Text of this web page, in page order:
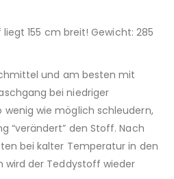
155 cm breit! Gewicht: 285
und am besten mit
bei niedriger
wenig wie möglich schleudern,
“verändert” den Stoff. Nach
bei kalter Temperatur in den
wird der Teddystoff wieder